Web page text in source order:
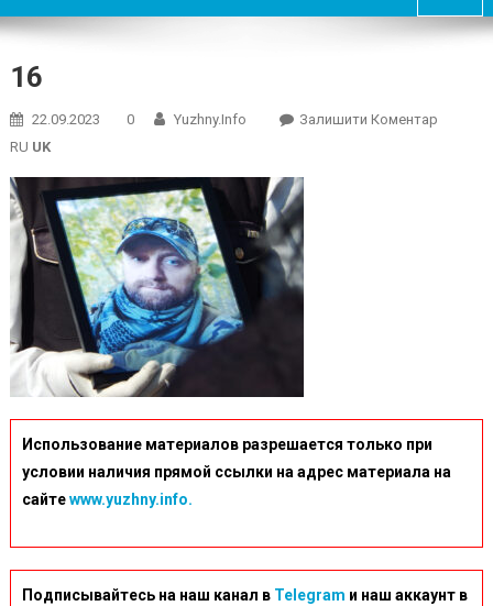
16
22.09.2023 0 Yuzhny.info Залишити КоментарOn
RU UK
Использование материалов разрешается только при
условии наличия прямой ссылки на адрес материала на
сайтеwww.yuzhny.info.
Подписывайтесь на наш канал в Telegram и наш аккаунт в